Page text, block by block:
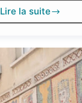
Lire la suiteExposition
Lagune,
rencontres
dessinées »